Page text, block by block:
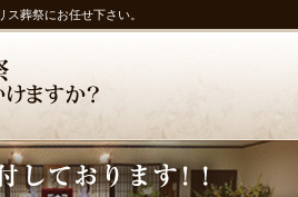
葬祭にお任せ下さい。